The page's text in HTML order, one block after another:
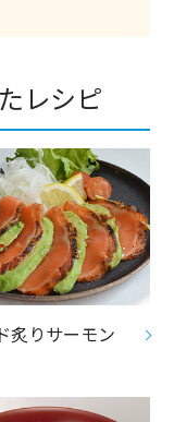
レシピ
炙りサーモン